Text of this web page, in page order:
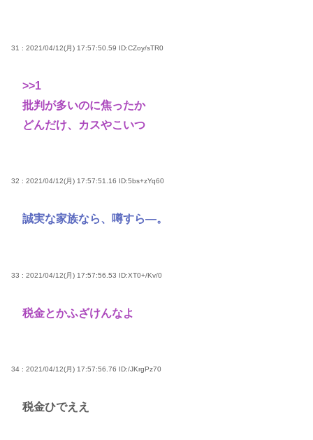
31 : 2021/04/12(月) 17:57:50.59 ID:CZoy/sTR0
>>1
批判が多いのに焦ったか
どんだけ、カスやこいつ
32 : 2021/04/12(月) 17:57:51.16 ID:5bs+zYq60
誠実な家族なら、噂すら—。
33 : 2021/04/12(月) 17:57:56.53 ID:XT0+/Kv/0
税金とかふざけんなよ
34 : 2021/04/12(月) 17:57:56.76 ID:/JKrgPz70
税金ひでええ